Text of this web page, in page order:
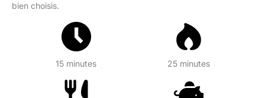
bien choisis.
15 minutes 25 minutes